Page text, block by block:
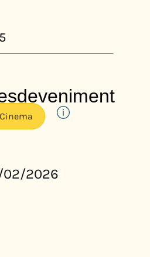
Cinema
02/2026